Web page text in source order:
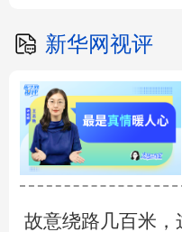
新华网视评
故意绕路几百米